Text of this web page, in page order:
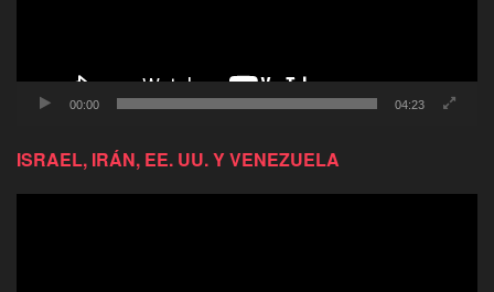
00:00 04:23
ISRAEL, IRÁN, EE. UU. Y VENEZUELA